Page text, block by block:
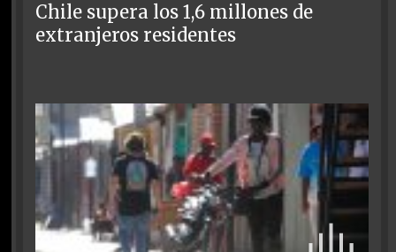
Chile supera los 1,6 millones de
extranjeros residentes